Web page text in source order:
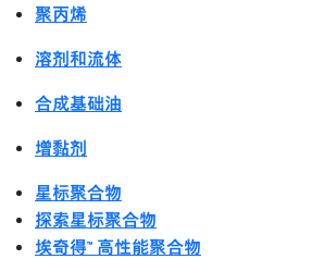
聚丙烯
溶剂和流体
合成基础油
增黏剂
星标聚合物
探索星标聚合物
埃奇得™ 高性能聚合物